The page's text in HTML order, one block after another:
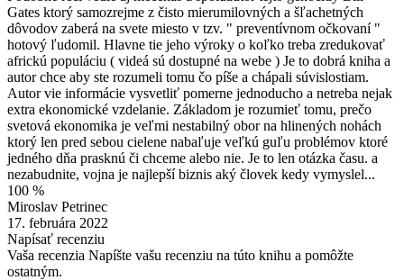
Gates ktorý samozrejme z čisto mierumilovných a šľachetných
dôvodov zaberá na svete miesto v tzv. " preventívnom očkovaní "
hotový ľudomil. Hlavne tie jeho výroky o koľko treba zredukovať
africkú populáciu ( videá sú dostupné na webe ) Je to dobrá kniha a
autor chce aby ste rozumeli tomu čo píše a chápali súvislostiam.
Autor vie informácie vysvetliť pomerne jednoducho a netreba nejak
extra ekonomické vzdelanie. Základom je rozumieť tomu, prečo
svetová ekonomika je veľmi nestabilný obor na hlinených nohách
ktorý len pred sebou cielene nabaľuje veľkú guľu problémov ktoré
jedného dňa prasknú či chceme alebo nie. Je to len otázka času. a
nezabudnite, vojna je najlepší biznis aký človek kedy vymyslel...
100 %
Miroslav Petrinec
17. februára 2022
Napísať recenziu
Vaša recenzia Napíšte vašu recenziu na túto knihu a pomôžte
ostatným.